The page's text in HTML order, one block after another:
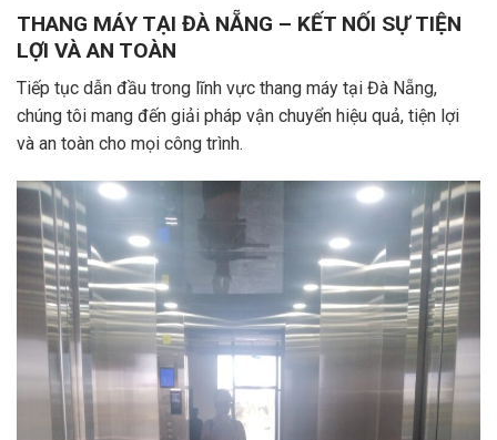
THANG MÁY TẠI ĐÀ NẴNG – KẾT NỐI SỰ TIỆN
LỢI VÀ AN TOÀN
Tiếp tục dẫn đầu trong lĩnh vực thang máy tại Đà Nẵng,
chúng tôi mang đến giải pháp vận chuyển hiệu quả, tiện lợi
và an toàn cho mọi công trình.